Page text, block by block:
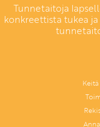
Tunnetaitoja
konkreettista tukea